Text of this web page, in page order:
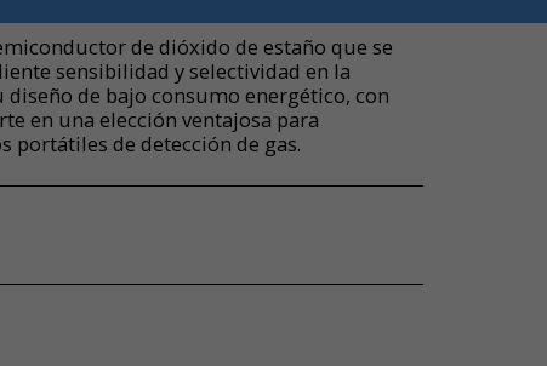
de dióxido de estaño que se
sensibilidad y selectividad en la
diseño de bajo consumo energético, con
en una elección ventajosa para
portátiles de detección de gas.